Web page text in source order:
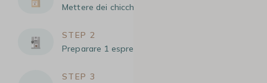
Mettere dei chicchi di caffè nel macinacaffè.
STEP 2
Preparare 1 espresso.
STEP 3